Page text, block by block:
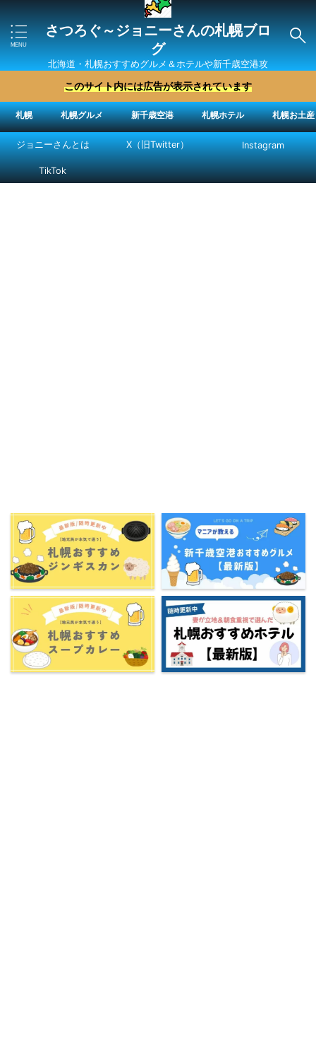
さつろぐ～ジョニーさんの札幌ブロ
グ
北海道・札幌おすすめグルメ＆ホテルや新千歳空港攻
略法を紹介 ″ジョニーさん“で検索
このサイト内には広告が表示されています
札幌 札幌グルメ 新千歳空港 札幌ホテル 札幌お土産
ジョニーさんとは X（旧Twitter） Instagram
TikTok